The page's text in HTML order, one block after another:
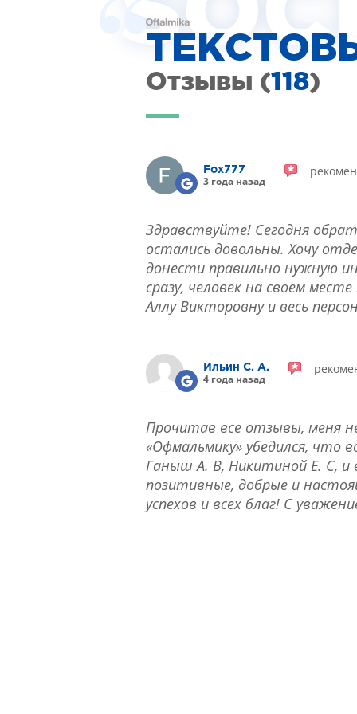
ЛЕЧЕНИЕ КЕРАТОКОНУСА
ИНТЕРНЕТ-МАГАЗИН ОПТИКИ
ДЕТСКАЯ ОФТАЛЬМОЛОГИЯ
ЛЕЧЕНИЕ ЗАБОЛЕВАНИЙ СЕТЧАТКИ
Отзывы (118)
Fox777
3 года назад
Здравствуйте! Сегодня
остались довольны. Хочу
донести правильно нужную
сразу, человек на своем
Аллу Викторовну и весь
Ильин С. А.
4 года назад
Прочитав все отзывы, меня
«Офмальмику» убедился, что
Ганыш А. В, Никитиной Е. С, и
позитивные, добрые и
успехов и всех благ! С